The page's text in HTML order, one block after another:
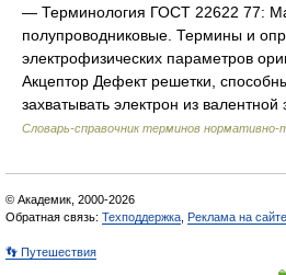
— Терминология ГОСТ 22622 77:
полупроводниковые. Термины и
электрофизических параметров
Акцептор Дефект решетки,
захватывать электрон из
Словарь-справочник терминов нормативно-
© Академик, 2000-2026
Обратная связь: Техподдержка Реклама на сайте
👣 Путешествия